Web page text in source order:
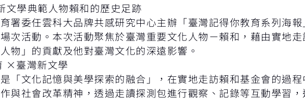
文學典範人物賴和的歷史足跡
署委任雲科大品牌共感研究中心主辦「臺灣記得你教育系列海
次活動。本次活動聚焦於臺灣重要文化人物－賴和，藉由實地
物」的貢獻及他對臺灣文化的深遠影響。
×臺灣新文學
文化記憶與美學探索的融合」，在實地走訪賴和基金會的過程
與社會改革精神，透過走讀探測包進行觀察、記錄等互動學習